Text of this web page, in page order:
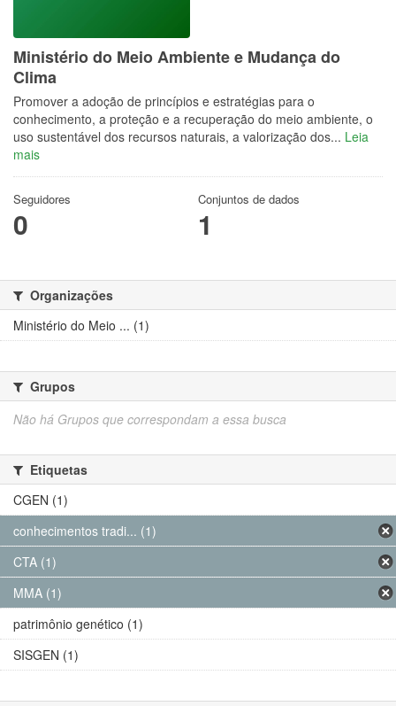
Ministério do Meio Ambiente e Mudança do
Clima
Promover a adoção de princípios e estratégias para o
conhecimento, a proteção e a recuperação do meio ambiente, o
uso sustentável dos recursos naturais, a valorização dos... Leia
mais
Seguidores
0
Conjuntos de dados
1
Organizações
Ministério do Meio ... (1)
Grupos
Não há Grupos que correspondam a essa busca
Etiquetas
CGEN (1)
conhecimentos tradi... (1)
CTA (1)
MMA (1)
patrimônio genético (1)
SISGEN (1)